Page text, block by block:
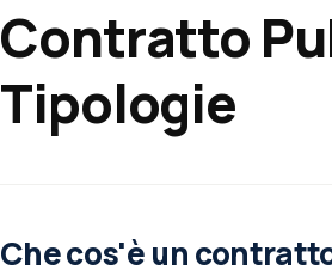
Contratto
Tipologie
Che cos'è un